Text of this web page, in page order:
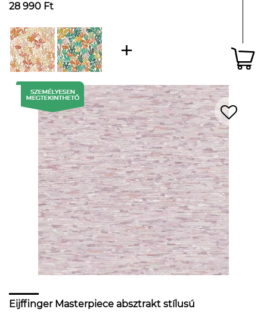
28 990 Ft
Eijffinger Masterpiece absztrakt stílusú